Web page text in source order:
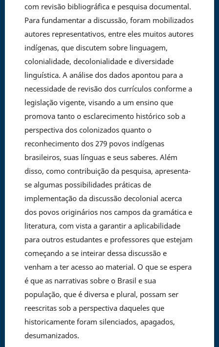
com revisão bibliográfica e pesquisa documental.
Para fundamentar a discussão, foram mobilizados
autores representativos, entre eles muitos autores
indígenas, que discutem sobre linguagem,
colonialidade, decolonialidade e diversidade
linguística. A análise dos dados apontou para a
necessidade de revisão dos currículos conforme a
legislação vigente, visando a um ensino que
promova tanto o esclarecimento histórico sob a
perspectiva dos colonizados quanto o
reconhecimento dos 279 povos indígenas
brasileiros, suas línguas e seus saberes. Além
disso, como contribuição da pesquisa, apresenta-
se algumas possibilidades práticas de
implementação da discussão decolonial acerca
dos povos originários nos campos da gramática e
literatura, com vista a garantir a aplicabilidade
para outros estudantes e professores que estejam
começando a se inteirar dessa discussão e
venham a ter acesso ao material. O que se espera
é que as narrativas sobre o Brasil e sua
população, que é diversa e plural, possam ser
reescritas sob a perspectiva daqueles que
historicamente foram silenciados, apagados,
desumanizados.